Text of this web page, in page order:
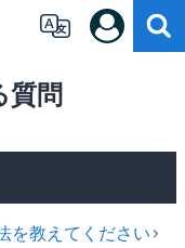
質問
を教えてください